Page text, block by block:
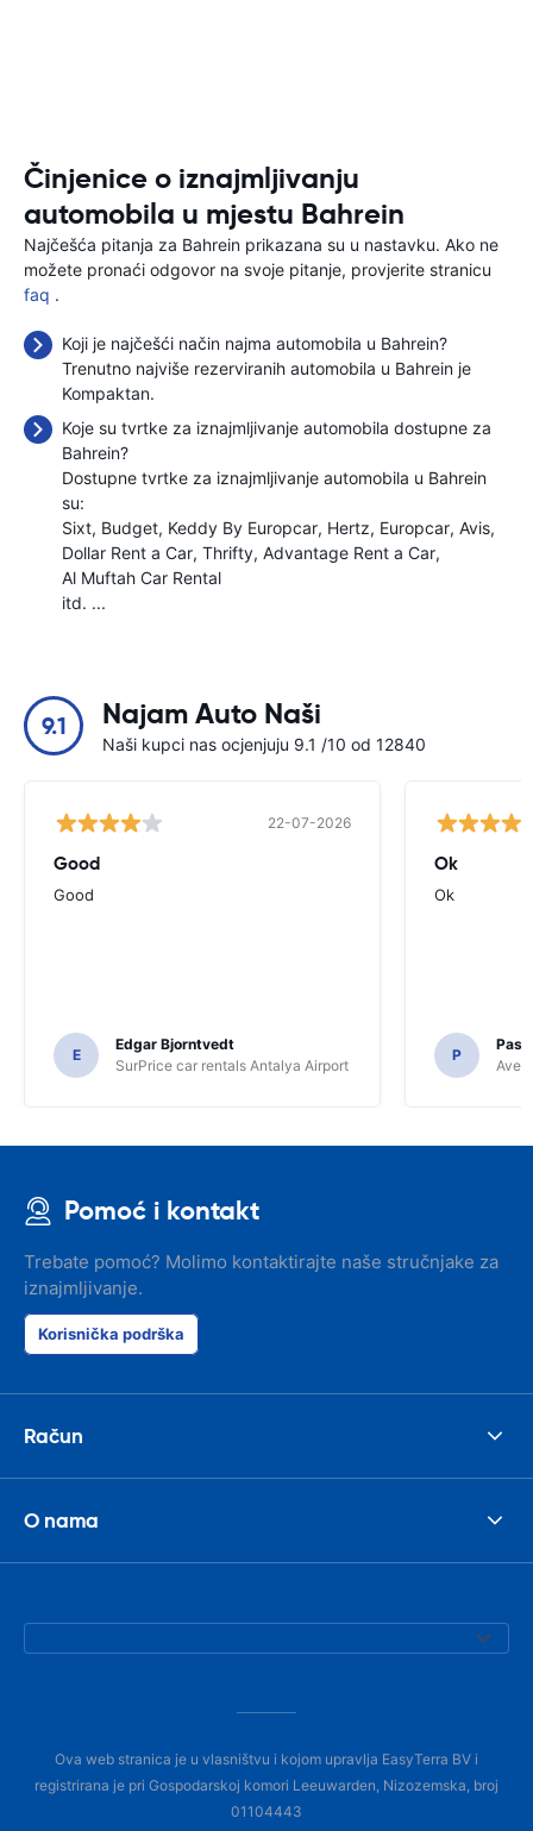
Činjenice o iznajmljivanju
automobila u mjestu Bahrein
Najčešća pitanja za Bahrein prikazana su u nastavku. Ako ne
možete pronaći odgovor na svoje pitanje, provjerite stranicu
faq .
Koji je najčešći način najma automobila u Bahrein?
Trenutno najviše rezerviranih automobila u Bahrein je
Kompaktan.
Koje su tvrtke za iznajmljivanje automobila dostupne za
Bahrein?
Dostupne tvrtke za iznajmljivanje automobila u Bahrein
su:
Sixt Budget Keddy By Europcar Hertz Europcar Avis
Dollar Rent a Car Thrifty Advantage Rent a Car
Al Muftah Car Rental
itd. ...
9.1 Najam Auto Naši
Naši kupci nas ocjenjuju 9.1 /10 od 12840
22-07-2026
Good
Good
E
Edgar Bjorntvedt
SurPrice car rentals Antalya Airport
Ok
Ok
P
Avec
Pomoć i kontakt
Trebate pomoć? Molimo kontaktirajte naše stručnjake za
iznajmljivanje.
Korisnička podrška
Račun
O nama
Ova web stranica je u vlasništvu i kojom upravlja EasyTerra BV i
registrirana je pri Gospodarskoj komori Leeuwarden, Nizozemska, broj
01104443